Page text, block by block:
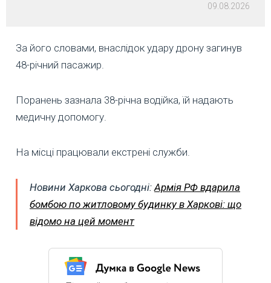
09.08.2026
За його словами, внаслідок удару дрону загинув
48-річний пасажир.
Поранень зазнала 38-річна водійка, їй надають
медичну допомогу.
На місці працювали екстрені служби.
Новини Харкова сьогодні:Армія РФ вдарила
бомбою по житловому будинку в Харкові: що
відомо на цей момент